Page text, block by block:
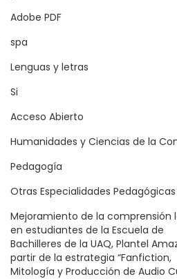
Adobe PDF
spa
Lenguas y letras
Si
Acceso Abierto
Humanidades y Ciencias de la
Pedagogía
Otras Especialidades Pedagógicas
Mejoramiento de la comprensión
en estudiantes de la Escuela de
Bachilleres de la UAQ, Plantel
partir de la estrategia “Fanfiction,
Mitología y Producción de Audio